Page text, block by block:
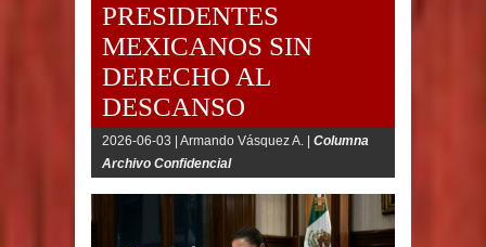
PRESIDENTES
MEXICANOS SIN
DERECHO AL
DESCANSO
2026-06-03 | Armando Vásquez A. | Columna
Archivo Confidencial